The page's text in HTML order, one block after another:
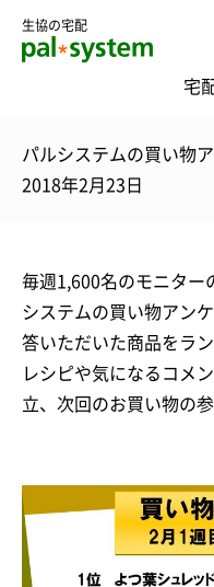
生協の宅配
宅
パルシステムの買い物
2018年2月23日
毎週1,600名のモニター
システムの買い物アン
答いただいた商品をラ
レシピや気になるコメ
立、次回のお買い物の